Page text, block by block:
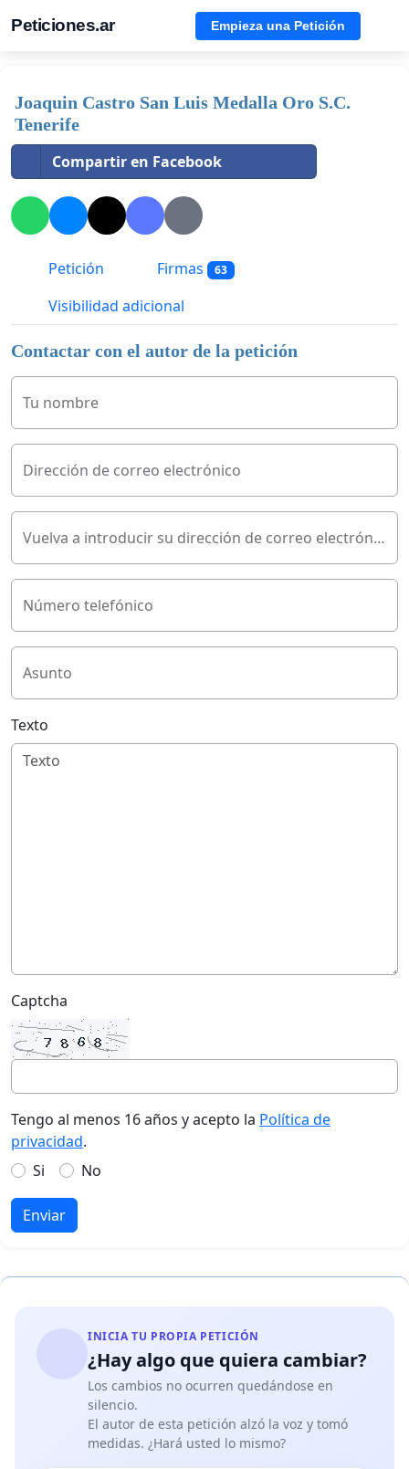
Peticiones.ar Empieza una Petición
Joaquin Castro San Luis Medalla Oro S.C.
Tenerife
Compartir en Facebook
Petición Firmas 63
Visibilidad adicional
Contactar con el autor de la petición
Tu nombre
Dirección de correo electrónico
Vuelva a introducir su dirección de correo electrónico
Número telefónico
Asunto
Texto
Captcha
Tengo al menos 16 años y acepto la Política de
privacidad.
Si
No
Enviar
INICIA TU PROPIA PETICIÓN
¿Hay algo que quiera cambiar?
Los cambios no ocurren quedándose en
silencio.
El autor de esta petición alzó la voz y tomó
medidas. ¿Hará usted lo mismo?